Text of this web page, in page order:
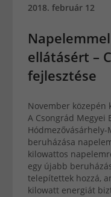
2018. február 12
ellátásért –
fejlesztése
November közepén
A Csongrád Megyei
Hódmezővásárhely-
beruházása
kilowattos
egy újabb
telepítettek hozzá,
kilowatt energiát